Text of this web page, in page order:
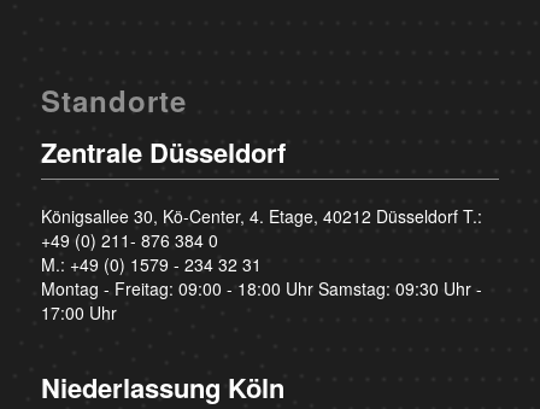
Standorte
Zentrale Düsseldorf
Königsallee 30, Kö-Center, 4. Etage, 40212 Düsseldorf T.:
+49 (0) 211- 876 384 0
M.: +49 (0) 1579 - 234 32 31
Montag - Freitag: 09:00 - 18:00 Uhr Samstag: 09:30 Uhr -
17:00 Uhr
Niederlassung Köln